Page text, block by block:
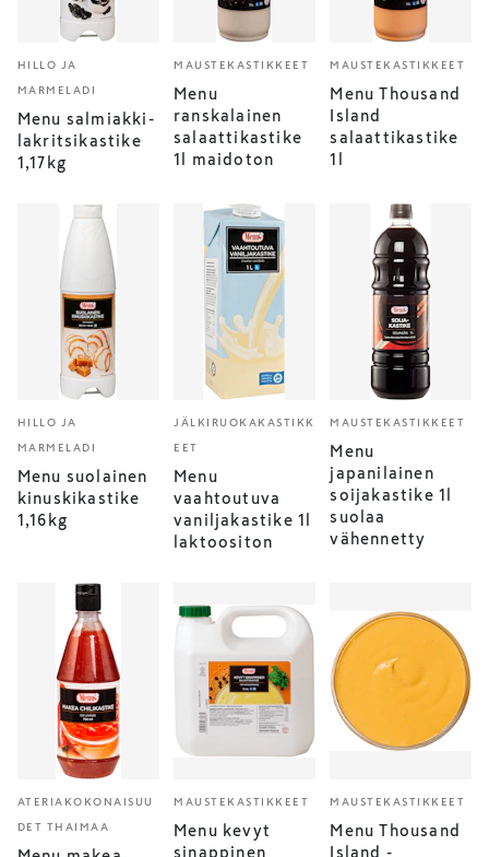
HILLO JA
MARMELADI
Menu salmiakki-
lakritsikastike
1,17kg
MAUSTEKASTIKKEET
Menu
ranskalainen
salaattikastike
1l maidoton
MAUSTEKASTIKKEET
Menu Thousand
Island
salaattikastike
1l
HILLO JA
MARMELADI
Menu suolainen
kinuskikastike
1,16kg
JÄLKIRUOKAKASTIKK
EET
Menu
vaahtoutuva
vaniljakastike 1l
laktoositon
MAUSTEKASTIKKEET
Menu
japanilainen
soijakastike 1l
suolaa
vähennetty
ATERIAKOKONAISUU
DET THAIMAA
MAUSTEKASTIKKEET
Menu kevyt
sinappinen
MAUSTEKASTIKKEET
Menu Thousand
Island -